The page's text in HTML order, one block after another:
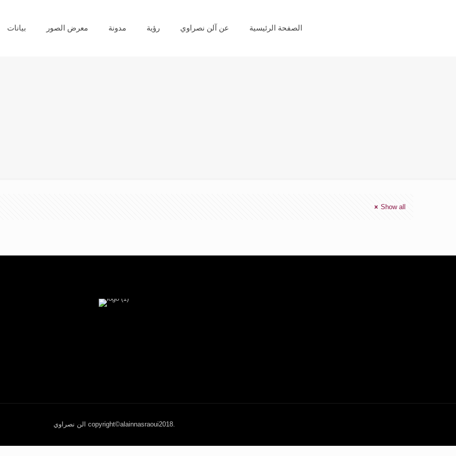
بيانات معرض الصور مدونة رؤية عن آلن نصراوي الصفحة الرئيسية
Show all
الن نصراوي copyright©alainnasraoui2018.